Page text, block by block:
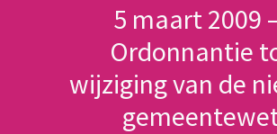
5 maart 2009
Ordonnantie
wijziging van de